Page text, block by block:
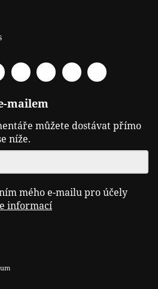
YouTubeTwitter RSS TelegramOdysee
mailem
můžete dostávat přímo
níže.
mého e-mailu pro účely
informací